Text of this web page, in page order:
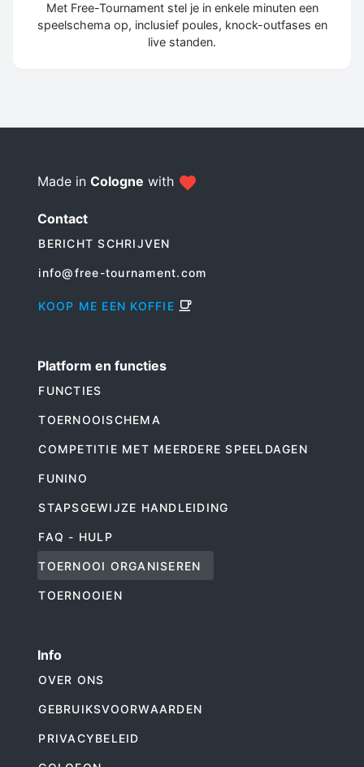
Met Free-Tournament stel je in enkele minuten een
speelschema op, inclusief poules, knock-outfases en
live standen.
Made in Cologne with
Contact
BERICHT SCHRIJVEN
info@free-tournament.com
KOOP ME EEN KOFFIE
Platform en functies
FUNCTIES
TOERNOOISCHEMA
COMPETITIE MET MEERDERE SPEELDAGEN
FUNINO
STAPSGEWIJZE HANDLEIDING
FAQ - HULP
TOERNOOI ORGANISEREN
TOERNOOIEN
Info
OVER ONS
GEBRUIKSVOORWAARDEN
PRIVACYBELEID